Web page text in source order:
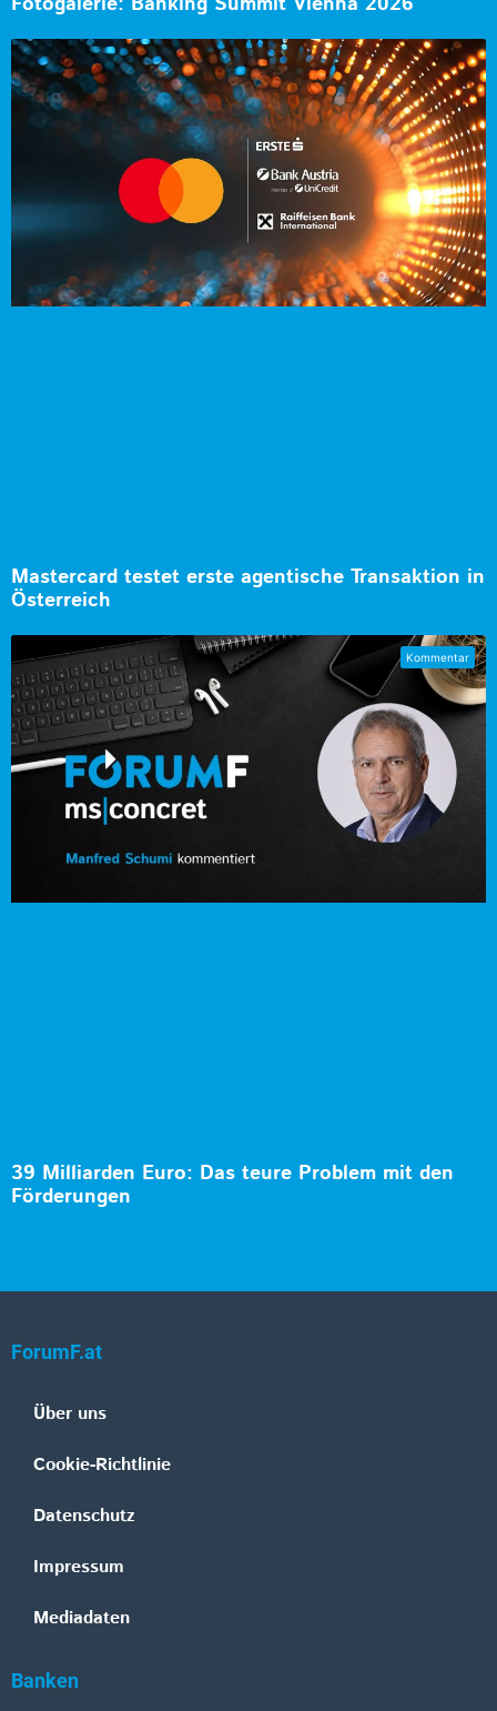
Mastercard testet erste agentische Transaktion in
Österreich
39 Milliarden Euro: Das teure Problem mit den
Förderungen
ForumF.at
Über uns
Cookie-Richtlinie
Datenschutz
Impressum
Mediadaten
Banken